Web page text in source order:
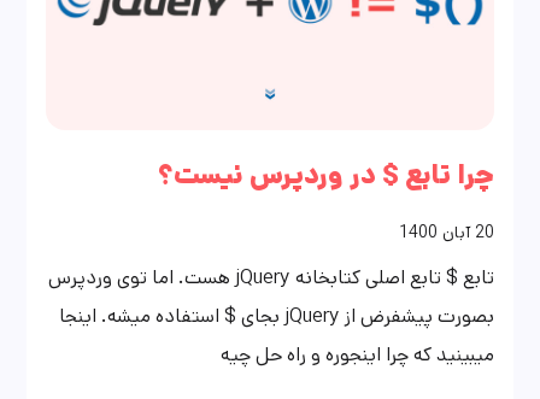
چرا تابع $ در وردپرس نیست؟
20 آبان 1400
تابع $ تابع اصلی کتابخانه jQuery هست. اما توی وردپرس
بصورت پیشفرض از jQuery بجای $ استفاده میشه. اینجا
میبینید که چرا اینجوره و راه حل چیه